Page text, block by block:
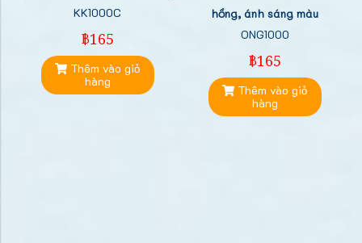
KK1000C
฿165
hàng
hồng, ánh sáng màu
ONG1000
฿165
hàng